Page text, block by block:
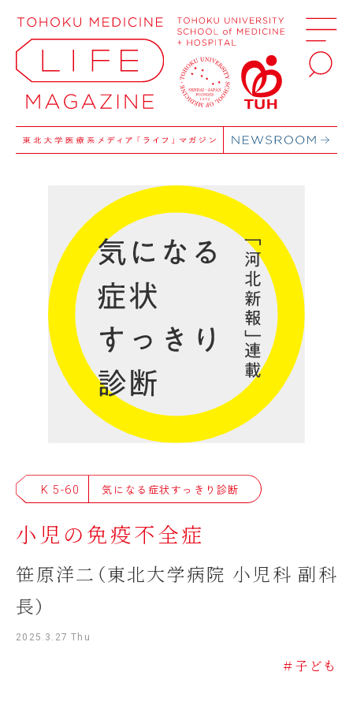
K 5-60 気になる症状すっきり診断
小児の免疫不全症
笹原洋二（東北大学病院 小児科 副科
長）
2025.3.27 Thu
＃子ども